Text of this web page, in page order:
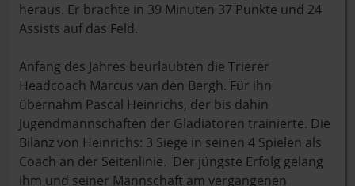
heraus. Er brachte in 39 Minuten 37 Punkte und 24
Assists auf das Feld.
Anfang des Jahres beurlaubten die Trierer
Headcoach Marcus van den Bergh. Für ihn
übernahm Pascal Heinrichs, der bis dahin
Jugendmannschaften der Gladiatoren trainierte. Die
Bilanz von Heinrichs: 3 Siege in seinen 4 Spielen als
Coach an der Seitenlinie. Der jüngste Erfolg gelang
ihm und seiner Mannschaft am vergangenen